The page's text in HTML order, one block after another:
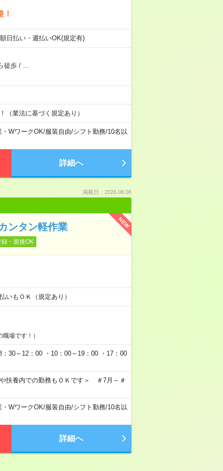
払い・週払いOK(規定有)
徒歩/
（業法に基づく規定あり）
・WワークOK/服装自由/シフト勤務/10名以
詳細へ
掲載日：2026.08.08
NEW
ンタン軽作業
・面接OK
もＯＫ（規定あり）
場です！）
30～12：00 ・10：00～19：00 ・17：00
扶養内での勤務もＯＫです＞ ＃7月～＃
・WワークOK/服装自由/シフト勤務/10名以
詳細へ